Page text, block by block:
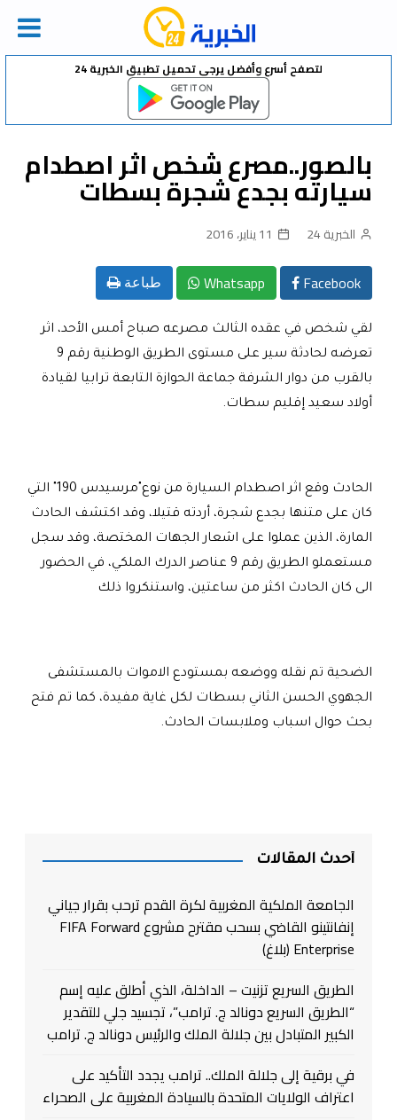
Skip
لتصفح أسرع وأفضل يرجى تحميل تطبيق الخبرية 24
بالصور..مصرع شخص اثر اصطدام
سيارته بجدع شجرة بسطات
الخبرية 24 11 يناير، 2016
Facebook
Whatsapp طباعة
لقي شخص في عقده الثالث مصرعه صباح أمس الأحد، اثر
تعرضه لحادثة سير على مستوى الطريق الوطنية رقم 9
بالقرب من دوار الشرفة جماعة الحوازة التابعة ترابيا لقيادة
أولاد سعيد إقليم سطات.
الحادث وقع اثر اصطدام السيارة من نوع"مرسيدس 190" التي
كان على متنها بجدع شجرة، أردته قتيلا، وقد اكتشف الحادث
المارة، الذين عملوا على اشعار الجهات المختصة، وقد سجل
مستعملو الطريق رقم 9 عناصر الدرك الملكي، في الحضور
الى كان الحادث اكثر من ساعتين، واستنكروا ذلك
الضحية تم نقله ووضعه بمستودع الاموات بالمستشفى
الجهوي الحسن الثاني بسطات لكل غاية مفيدة، كما تم فتح
بحث حوال اسباب وملابسات الحادث.
أحدث المقالات
الجامعة الملكية المغربية لكرة القدم ترحب بقرار جياني
إنفانتينو القاضي بسحب مقترح مشروع FIFA Forward
Enterprise (بلاغ)
الطريق السريع تزنيت – الداخلة، الذي أطلق عليه إسم
“الطريق السريع دونالد ج. ترامب”، تجسيد جلي للتقدير
الكبير المتبادل بين جلالة الملك والرئيس دونالد ج. ترامب
في برقية إلى جلالة الملك.. ترامب يجدد التأكيد على
اعتراف الولايات المتحدة بالسيادة المغربية على الصحراء